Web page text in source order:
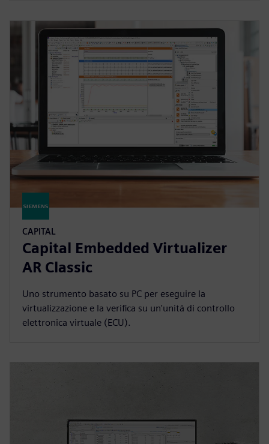
CAPITAL
Capital Embedded Virtualizer
AR Classic
Uno strumento basato su PC per eseguire la
virtualizzazione e la verifica su un'unità di controllo
elettronica virtuale (ECU).